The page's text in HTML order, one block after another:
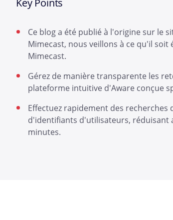
Key Points
Ce blog a été publié à l'origine sur le
Mimecast, nous veillons à ce qu'il
Mimecast.
Gérez de manière transparente les
plateforme intuitive d'Aware conçue
Effectuez rapidement des recherches
d'identifiants d'utilisateurs, réduisant
minutes.